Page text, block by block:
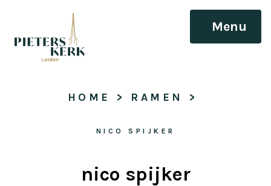
Menu
HOME > RAMEN >
NICO SPIJKER
nico spijker